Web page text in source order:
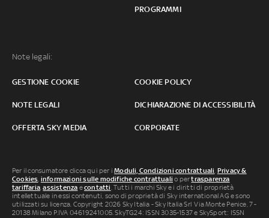
PROGRAMMI
Note legali:
GESTIONE COOKIE COOKIE POLICY
NOTE LEGALI DICHIARAZIONE DI ACCESSIBILITÀ
OFFERTA SKY MEDIA CORPORATE
Per il consumatore clicca qui per iModuli, Condizioni contrattuali, Privacy &
Cookies, informazioni sulle modifiche contrattuali o pertrasparenza
tariffaria,assistenza econtatti. Tutti i marchi Sky e i diritti di proprietà
intellettuale in essi contenuti, sono di proprietà di Sky international AG e sono
utilizzati su licenza. Copyright 2026 Sky Italia - Sky Italia Srl Via Monte Penice, 7 -
20138 Milano P.IVA 04619241005. SkyTG24: ISSN 3035-1537 e SkySport: ISSN